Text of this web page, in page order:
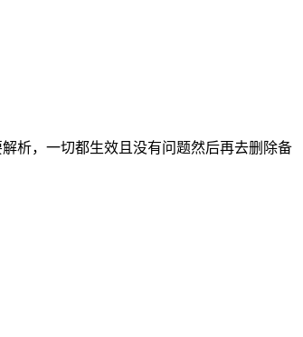
析，一切都生效且没有问题然后再去删除备